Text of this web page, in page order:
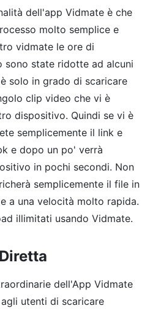
dell'app Vidmate è che
molto semplice e
vidmate le ore di
sono state ridotte ad alcuni
solo in grado di scaricare
clip video che vi è
dispositivo. Quindi se vi è
semplicemente il link e
e dopo un po' verrà
in pochi secondi. Non
semplicemente il file in
a una velocità molto rapida.
illimitati usando Vidmate.
dell'App Vidmate
utenti di scaricare